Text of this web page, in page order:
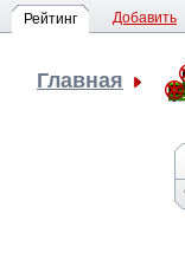
Рейтинг Добавить
Главная